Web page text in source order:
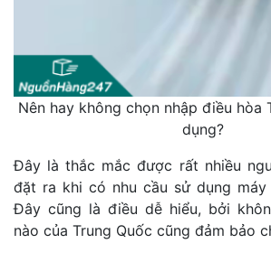
Nên hay không chọn nhập điều hòa
dụng?
Đây là thắc mắc được rất nhiều
đặt ra khi có nhu cầu sử dụng máy
Đây cũng là điều dễ hiểu, bởi
nào của Trung Quốc cũng đảm bảo